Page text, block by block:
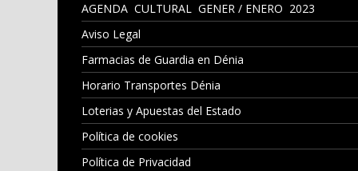
AGENDA CULTURAL GENER / ENERO 2023
Aviso Legal
Farmacias de Guardia en Dénia
Horario Transportes Dénia
Loterias y Apuestas del Estado
Política de cookies
Política de Privacidad